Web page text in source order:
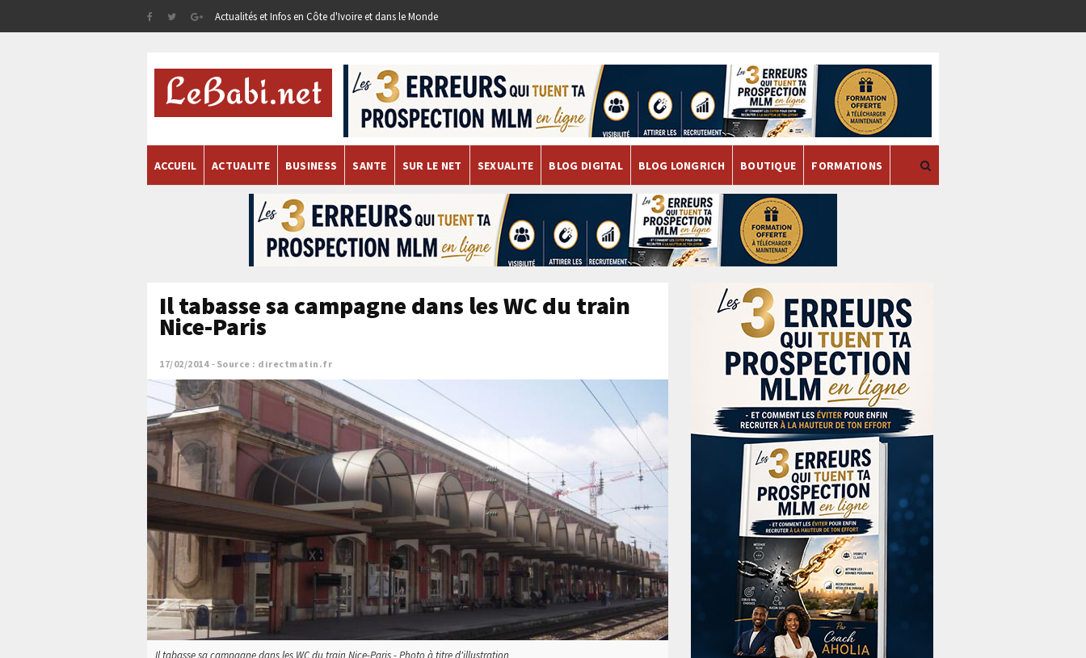
Actualités et Infos en Côte d'Ivoire et dans le Monde
ACCUEIL ACTUALITE BUSINESS SANTE SUR LE NET SEXUALITE BLOG DIGITAL BLOG LONGRICH BOUTIQUE FORMATIONS
Il tabasse sa campagne dans les WC du train
Nice-Paris
17/02/2014 Source : directmatin.fr
Il tabasse sa campagne dans les WC du train Nice-Paris - Photo à titre d'illustration